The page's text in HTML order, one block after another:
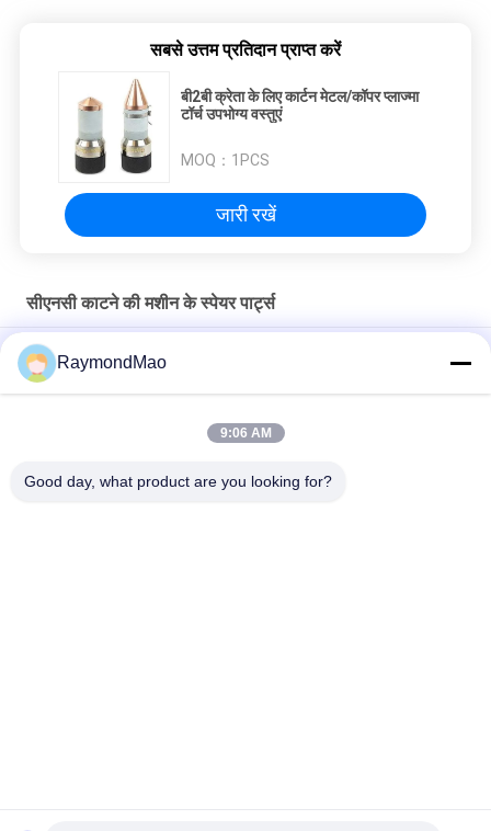
सबसे उत्तम प्रतिदान प्राप्त करें
बी2बी क्रेता के लिए कार्टन मेटल/कॉपर प्लाज्मा
टॉर्च उपभोग्य वस्तुएं
MOQ： 1PCS
जारी रखें
सीएनसी काटने की मशीन के स्पेयर पार्ट्स
50/60 हर्ट्ज कॉपर प्लाज्मा कटिंग टॉर्च
प्लाज्मा काटने वाली मशाल ठंडा और हाइपरथर्म 028872 प्लाज्मा काटने वाली ठंडा
RaymondMao
9:06 AM
Good day, what product are you looking for?